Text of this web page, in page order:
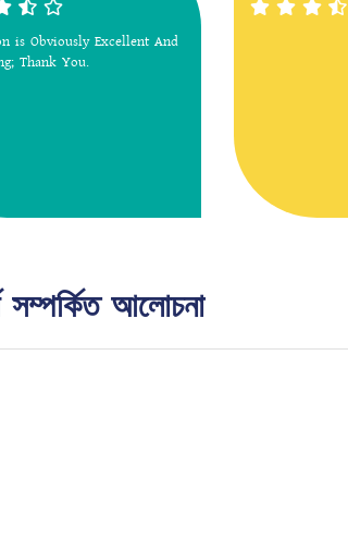
is Obviously Excellent And
Thank You.
সম্পর্কিত আলোচনা